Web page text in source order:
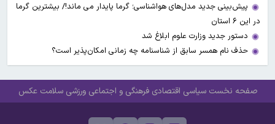
پیش‌بینی جدید مدل‌های هواشناسی؛ گرما پایدار می ماند!/ بیشترین گرما
در این ۶ استان
دستور جدید وزارت علوم ابلاغ شد
حذف نام همسر سابق از شناسنامه چه زمانی امکان‌پذیر است؟
صفحه نخست سیاسی اقتصادی فرهنگی و اجتماعی ورزشی سلامت عکس